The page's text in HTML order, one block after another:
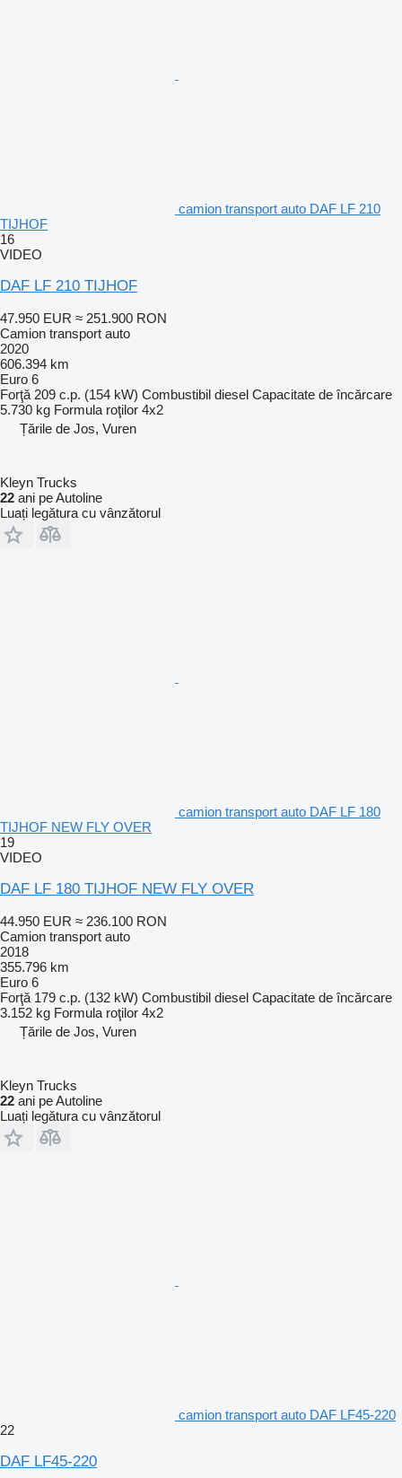
camion transport auto DAF LF 210
TIJHOF
16
VIDEO
DAF LF 210 TIJHOF
47.950 EUR ≈ 251.900 RON
Camion transport auto
2020
606.394 km
Euro 6
Forţă 209 c.p. (154 kW) Combustibil diesel Capacitate de încărcare
5.730 kg Formula roţilor 4x2
Țările de Jos, Vuren
Kleyn Trucks
22 ani pe Autoline
Luați legătura cu vânzătorul
camion transport auto DAF LF 180
TIJHOF NEW FLY OVER
19
VIDEO
DAF LF 180 TIJHOF NEW FLY OVER
44.950 EUR ≈ 236.100 RON
Camion transport auto
2018
355.796 km
Euro 6
Forţă 179 c.p. (132 kW) Combustibil diesel Capacitate de încărcare
3.152 kg Formula roţilor 4x2
Țările de Jos, Vuren
Kleyn Trucks
22 ani pe Autoline
Luați legătura cu vânzătorul
camion transport auto DAF LF45-220
22
DAF LF45-220